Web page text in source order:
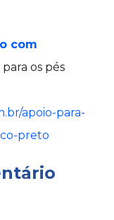
com
os pés
apoio-para-
preto